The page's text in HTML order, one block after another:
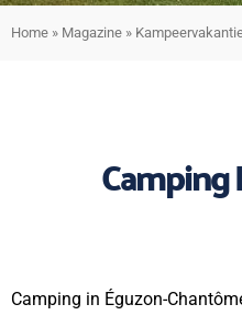
Home » Magazine »
Camping
Camping in Éguzon-